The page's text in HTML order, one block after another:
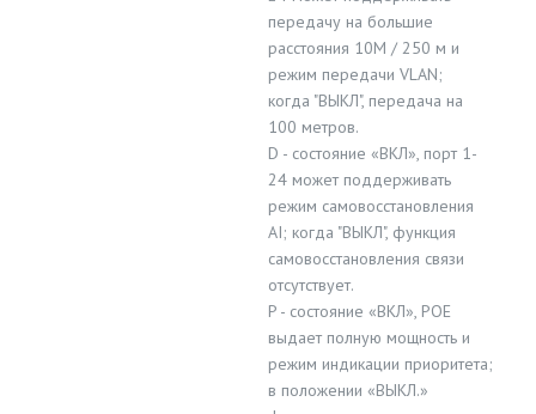
передачу на большие
расстояния 10M / 250 м и
режим передачи VLAN;
когда "ВЫКЛ", передача на
100 метров.
D - состояние «ВКЛ», порт 1-
24 может поддерживать
режим самовосстановления
AI; когда "ВЫКЛ", функция
самовосстановления связи
отсутствует.
P - состояние «ВКЛ», POE
выдает полную мощность и
режим индикации приоритета;
в положении «ВЫКЛ.»